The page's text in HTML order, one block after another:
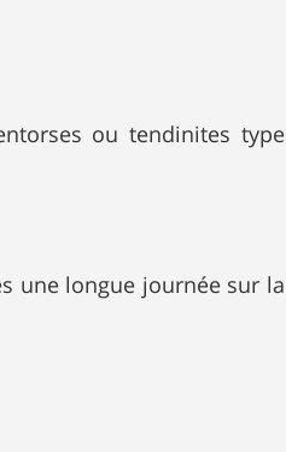
ou tendinites type
une longue journée sur la